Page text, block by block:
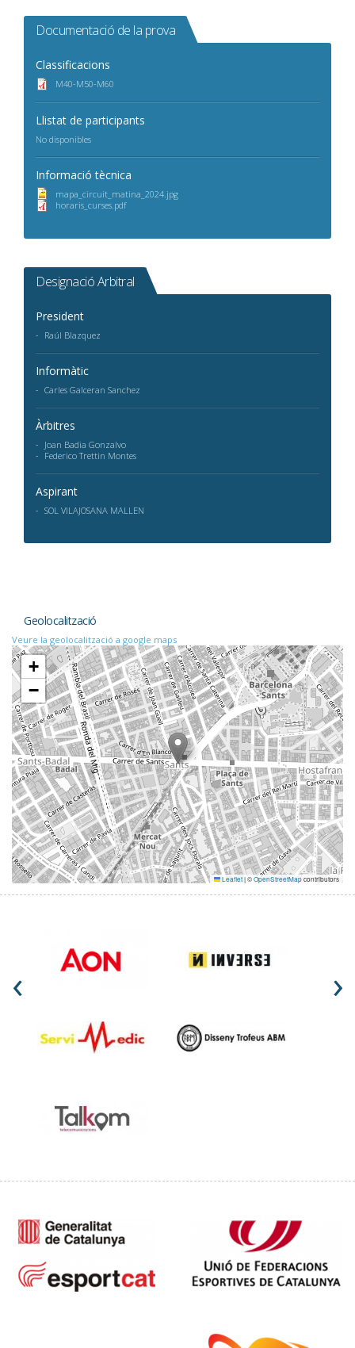
Documentació de la prova
Classificacions
M40-M50-M60
Llistat de participants
No disponibles
Informació tècnica
mapa_circuit_matina_2024.jpg
horaris_curses.pdf
Designació Arbitral
President
Raúl Blazquez
Informàtic
Carles Galceran Sanchez
Àrbitres
Joan Badia Gonzalvo
Federico Trettin Montes
Aspirant
SOL VILAJOSANA MALLEN
Geolocalització
Veure la geolocalització a google maps
+
−
Leaflet|©OpenStreetMapcontributors
‹ ›